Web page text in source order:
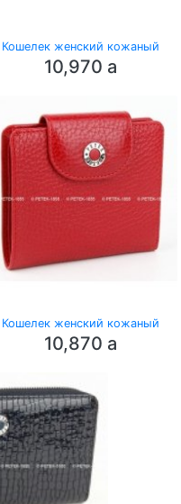
Кошелек женский кожаный
10,970 a
Кошелек женский кожаный
10,870 a